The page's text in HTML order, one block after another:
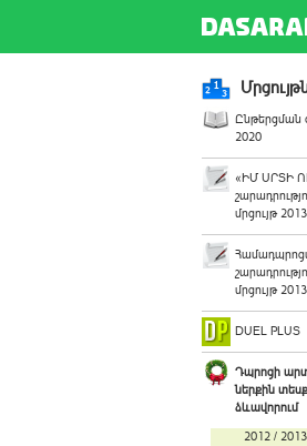
Ընթերցման
2020
«ԻՄ ՍՐՏԻ
մրցույթ 2013
մրցույթ 2013
DUEL PLUS
Դպրոցի
ներքին
ձևավորում
2012 / 2013